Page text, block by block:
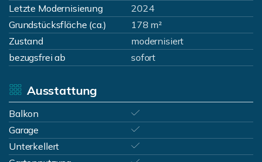
Letzte Modernisierung
2024
Grundstücksfläche (ca.)
178 m²
Zustand
modernisiert
bezugsfrei ab
sofort
Ausstattung
Balkon
Garage
Unterkellert